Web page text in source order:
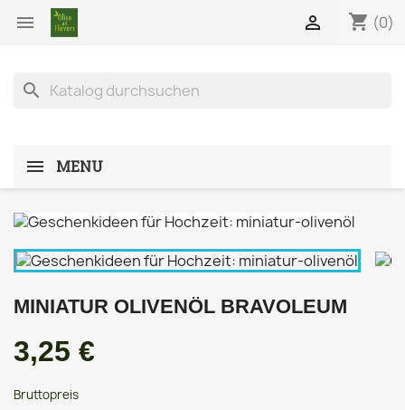
 shopping_cart (0)

search
MENU
MINIATUR OLIVENÖL BRAVOLEUM
3,25 €
Bruttopreis